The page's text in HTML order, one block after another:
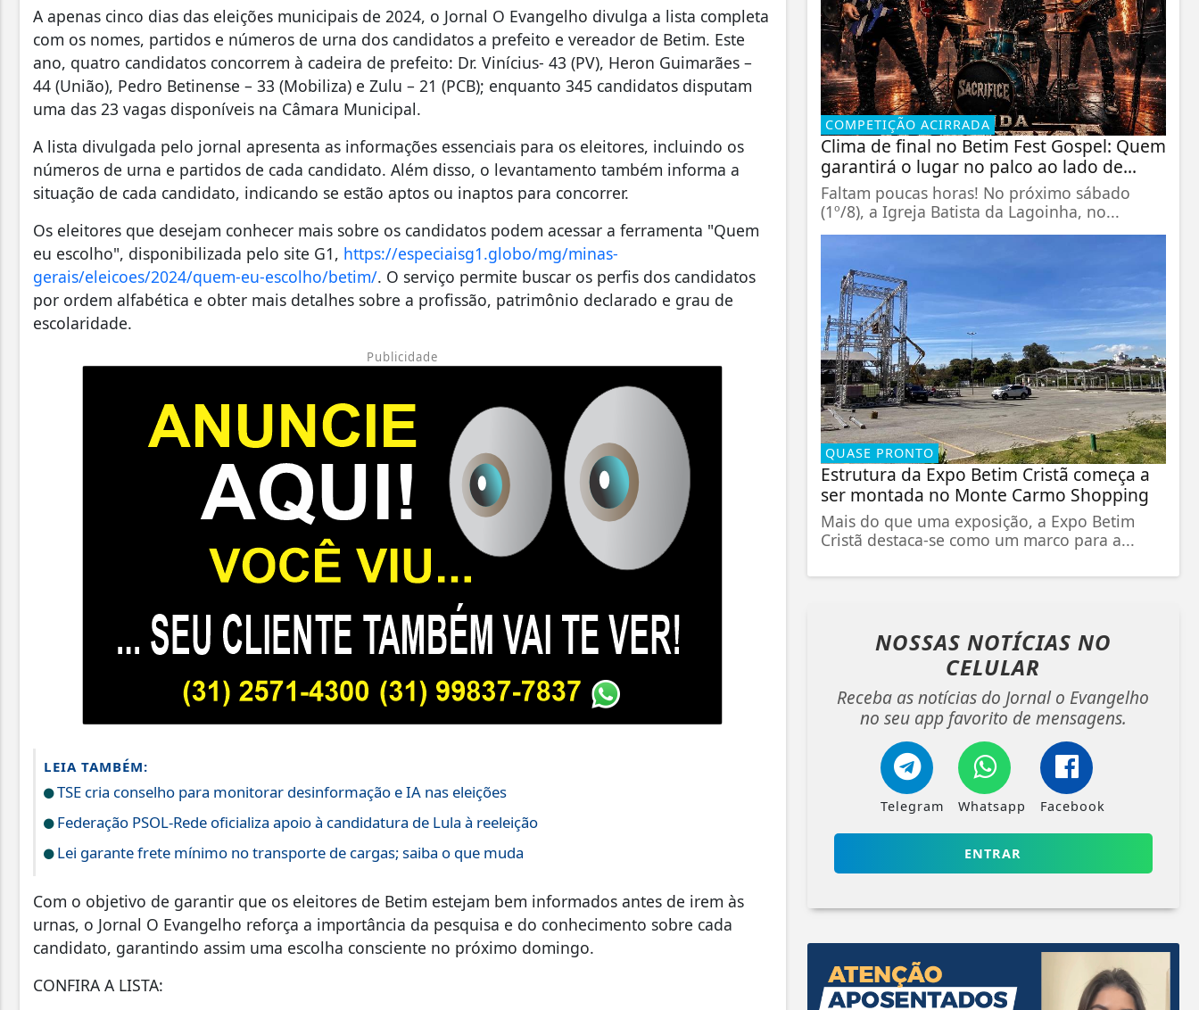
A apenas cinco dias das eleições municipais de 2024, o Jornal O Evangelho divulga a lista completa
com os nomes, partidos e números de urna dos candidatos a prefeito e vereador de Betim. Este
ano, quatro candidatos concorrem à cadeira de prefeito: Dr. Vinícius- 43 (PV), Heron Guimarães –
44 (União), Pedro Betinense – 33 (Mobiliza) e Zulu – 21 (PCB); enquanto 345 candidatos disputam
uma das 23 vagas disponíveis na Câmara Municipal.
A lista divulgada pelo jornal apresenta as informações essenciais para os eleitores, incluindo os
números de urna e partidos de cada candidato. Além disso, o levantamento também informa a
situação de cada candidato, indicando se estão aptos ou inaptos para concorrer.
Os eleitores que desejam conhecer mais sobre os candidatos podem acessar a ferramenta "Quem
eu escolho", disponibilizada pelo site G1, https://especiaisg1.globo/mg/minas-
gerais/eleicoes/2024/quem-eu-escolho/betim/. O serviço permite buscar os perfis dos candidatos
por ordem alfabética e obter mais detalhes sobre a profissão, patrimônio declarado e grau de
escolaridade.
Publicidade
LEIA TAMBÉM:
TSE cria conselho para monitorar desinformação e IA nas eleições
Federação PSOL-Rede oficializa apoio à candidatura de Lula à reeleição
Lei garante frete mínimo no transporte de cargas; saiba o que muda
Com o objetivo de garantir que os eleitores de Betim estejam bem informados antes de irem às
urnas, o Jornal O Evangelho reforça a importância da pesquisa e do conhecimento sobre cada
candidato, garantindo assim uma escolha consciente no próximo domingo.
CONFIRA A LISTA:
COMPETIÇÃO ACIRRADA
Clima de final no Betim Fest Gospel: Quem
garantirá o lugar no palco ao lado de...
Faltam poucas horas! No próximo sábado
(1º/8), a Igreja Batista da Lagoinha, no...
QUASE PRONTO
Estrutura da Expo Betim Cristã começa a
ser montada no Monte Carmo Shopping
Mais do que uma exposição, a Expo Betim
Cristã destaca-se como um marco para a...
NOSSAS NOTÍCIAS NO
CELULAR
Receba as notícias do Jornal o Evangelho
no seu app favorito de mensagens.
Telegram Whatsapp Facebook
ENTRAR